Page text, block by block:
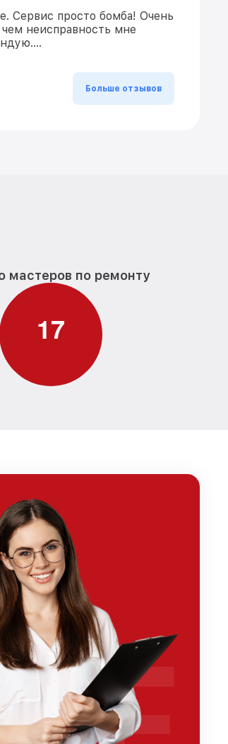
Сервис просто бомба! Очень
неисправность мне
Больше отзывов
мастеров по ремонту
17